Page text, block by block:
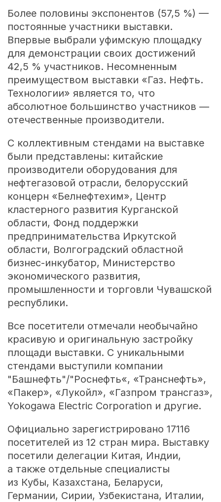
Более половины экспонентов (57,5 %) —
постоянные участники выставки.
Впервые выбрали уфимскую площадку
для демонстрации своих достижений
42,5 % участников. Несомненным
преимуществом выставки «Газ. Нефть.
Технологии» является то, что
абсолютное большинство участников —
отечественные производители.
С коллективным стендами на выставке
были представлены: китайские
производители оборудования для
нефтегазовой отрасли, белорусский
концерн «Белнефтехим», Центр
кластерного развития Курганской
области, Фонд поддержки
предпринимательства Иркутской
области, Волгоградский областной
бизнес-инкубатор, Министерство
экономического развития,
промышленности и торговли Чувашской
республики.
Все посетители отмечали необычайно
красивую и оригинальную застройку
площади выставки. С уникальными
стендами выступили компании
"Башнефть"/"Роснефть«, «Транснефть»,
«Пакер», «Лукойл», «Газпром трансгаз»,
Yokogawa Electric Corporation и другие.
Официально зарегистрировано 17116
посетителей из 12 стран мира. Выставку
посетили делегации Китая, Индии,
а также отдельные специалисты
из Кубы, Казахстана, Беларуси,
Германии, Сирии, Узбекистана, Италии,